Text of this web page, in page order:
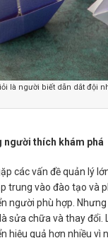
là người biết dẫn dắt đội
người thích khám phá
các vấn đề quản lý
trung vào đào tạo và
người phù hợp.
sửa chữa và thay đổi.
hiệu quả hơn nhiều vì